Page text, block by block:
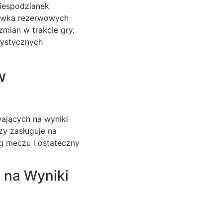
rezerwowych
w trakcie gry,
na wyniki
zasługuje na
meczu i ostateczny
na Wyniki